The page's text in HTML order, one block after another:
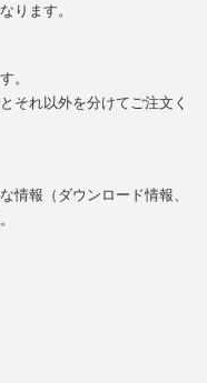
ります。
。
それ以外を分けてご注文く
情報（ダウンロード情報、